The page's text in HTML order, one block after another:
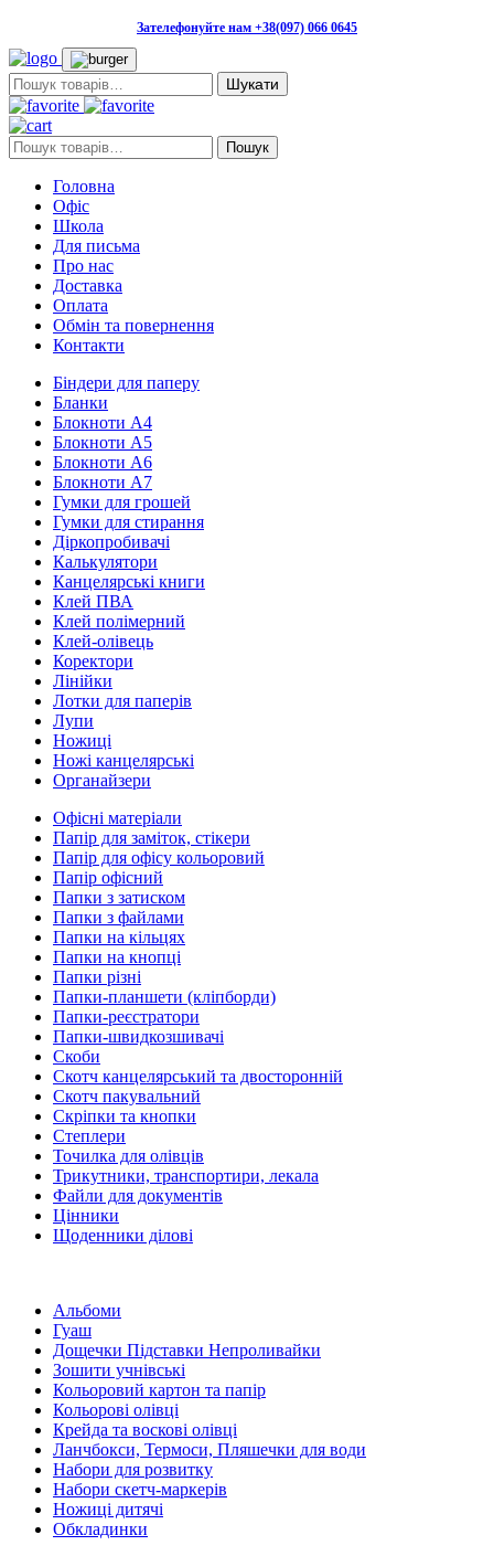
Зателефонуйте нам +38(097) 066 0645
Пошук:
Пошук: Пошук
Головна
Офіс
Школа
Для письма
Про нас
Доставка
Оплата
Обмін та повернення
Контакти
Біндери для паперу
Бланки
Блокноти А4
Блокноти А5
Блокноти А6
Блокноти А7
Гумки для грошей
Гумки для стирання
Діркопробивачі
Калькулятори
Канцелярські книги
Клей ПВА
Клей полімерний
Клей-олівець
Коректори
Лінійки
Лотки для паперів
Лупи
Ножиці
Ножі канцелярські
Органайзери
Офісні матеріали
Папір для заміток, стікери
Папір для офісу кольоровий
Папір офісний
Папки з затиском
Папки з файлами
Папки на кільцях
Папки на кнопці
Папки різні
Папки-планшети (кліпборди)
Папки-реєстратори
Папки-швидкозшивачі
Скоби
Скотч канцелярський та двосторонній
Скотч пакувальний
Скріпки та кнопки
Степлери
Точилка для олівців
Трикутники, транспортири, лекала
Файли для документів
Цінники
Щоденники ділові
Альбоми
Гуаш
Дощечки Підставки Непроливайки
Зошити учнівські
Кольоровий картон та папір
Кольорові олівці
Крейда та воскові олівці
Ланчбокси, Термоси, Пляшечки для води
Набори для розвитку
Набори скетч-маркерів
Ножиці дитячі
Обкладинки